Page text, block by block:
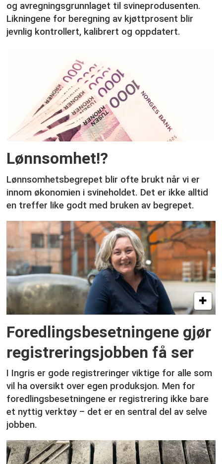
og avregningsgrunnlaget til svineprodusenten.
Likningene for beregning av kjøttprosent blir
jevnlig kontrollert, kalibrert og oppdatert.
Lønnsomhet!?
Lønnsomhetsbegrepet blir ofte brukt når vi er
innom økonomien i svineholdet. Det er ikke alltid
en treffer like godt med bruken av begrepet.
Foredlingsbesetningene gjør
registreringsjobben få ser
I Ingris er gode registreringer viktige for alle som
vil ha oversikt over egen produksjon. Men for
foredlingsbesetningene er registrering ikke bare
et nyttig verktøy – det er en sentral del av selve
jobben.